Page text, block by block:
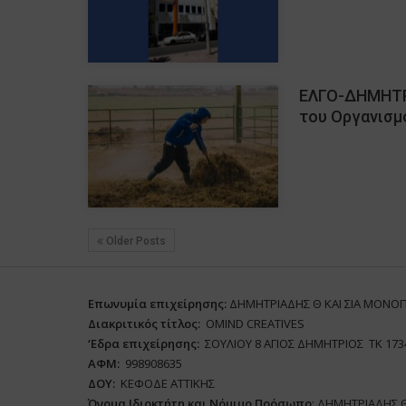
ΕΛΓΟ-
του
Older Posts
Επωνυμία επιχείρησης: ΔΗΜΗΤΡΙΑΔΗΣ Θ ΚΑΙ ΣΙΑ
Διακριτικός τίτλος: ΟΜΙΝD CREATIVES
‘Eδρα επιχείρησης: ΣΟΥΛΙΟΥ 8 ΑΓΙΟΣ ΔΗΜΗΤΡΙΟΣ ΤΚ
ΑΦΜ: 998908635
ΔΟΥ: ΚΕΦΟΔΕ ΑΤΤΙΚΗΣ